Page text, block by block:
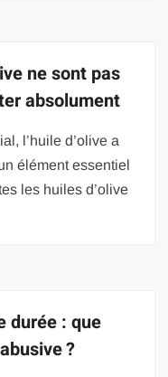
ne sont pas
absolument
l’huile d’olive a
élément essentiel
les huiles d’olive
durée : que
?